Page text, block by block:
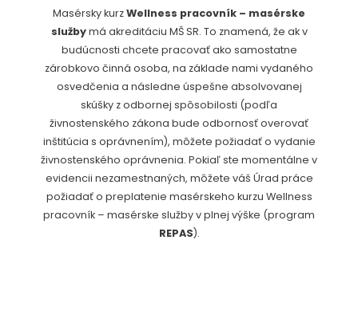
Masérsky kurzWellness pracovník – masérske
službymá akreditáciu MŠ SR. To znamená, že ak v
budúcnosti chcete pracovať ako samostatne
zárobkovo činná osoba, na základe nami vydaného
osvedčenia a následne úspešne absolvovanej
skúšky z odbornej spôsobilosti (podľa
živnostenského zákona bude odbornosť overovať
inštitúcia s oprávnením), môžete požiadať o vydanie
živnostenského oprávnenia. Pokiaľ ste momentálne v
evidencii nezamestnaných, môžete váš Úrad práce
požiadať o preplatenie masérskeho kurzu Wellness
pracovník – masérske služby v plnej výške (program
REPAS).